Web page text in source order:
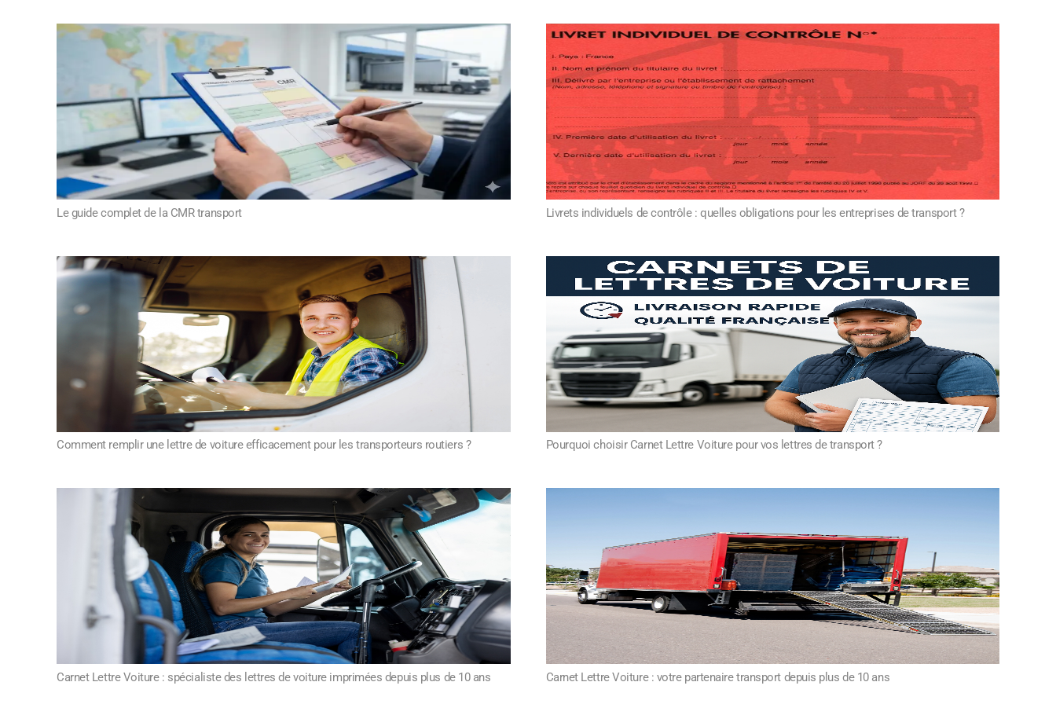
Le guide complet de la CMR transport Livrets individuels de contrôle : quelles obligations pour les entreprises de transport ?
Comment remplir une lettre de voiture efficacement pour les transporteurs routiers ? Pourquoi choisir Carnet Lettre Voiture pour vos lettres de transport ?
Carnet Lettre Voiture : spécialiste des lettres de voiture imprimées depuis plus de 10 ans Carnet Lettre Voiture : votre partenaire transport depuis plus de 10 ans